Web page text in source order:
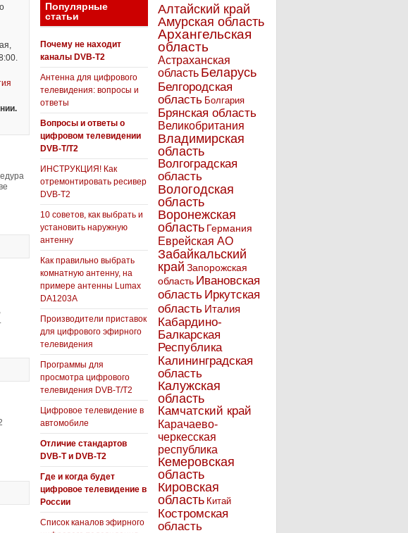
Популярные
статьи
Почему не находит
каналы DVB-T2
Антенна для цифрового
телевидения: вопросы и
ответы
Вопросы и ответы о
цифровом телевидении
DVB-T/T2
ИНСТРУКЦИЯ! Как
отремонтировать ресивер
DVB-T2
10 советов, как выбрать и
установить наружную
антенну
Как правильно выбрать
комнатную антенну, на
примере антенны Lumax
DA1203А
Производители приставок
для цифрового эфирного
телевидения
Программы для
просмотра цифрового
телевидения DVB-T/T2
Цифровое телевидение в
автомобиле
Отличие стандартов
DVB-T и DVB-T2
Где и когда будет
цифровое телевидение в
России
Список каналов эфирного
Алтайский край
Амурская область
Архангельская
область
Астраханская
область Беларусь
Белгородская
область Болгария
Брянская область
Великобритания
Владимирская
область
Волгоградская
область
Вологодская
область
Воронежская
область Германия
Еврейская АО
Забайкальский
край Запорожская
область Ивановская
область Иркутская
область Италия
Кабардино-
Балкарская
Республика
Калининградская
область
Калужская
область
Камчатский край
Карачаево-
черкесская
республика
Кемеровская
область
Кировская
область Китай
Костромская
область